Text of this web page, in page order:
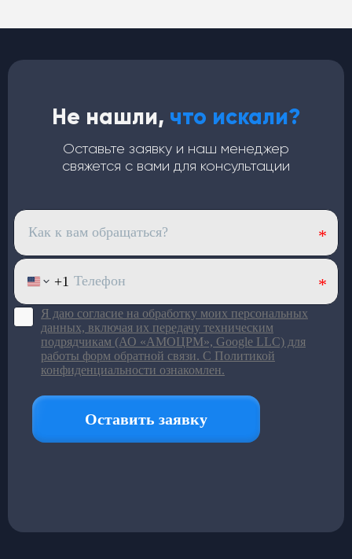
Не нашли, что искали?
Оставьте заявку и наш менеджер
свяжется с вами для консультации